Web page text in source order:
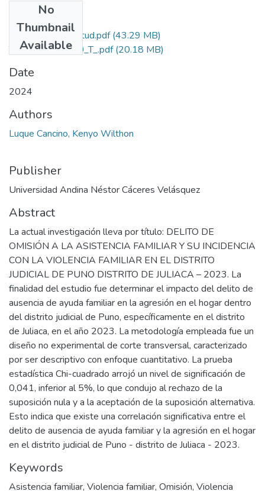
No
Thumbnail
Available
Grado de Similitud.pdf(43.29 MB)
T036_76825640_T_.pdf(20.18 MB)
Date
2024
Authors
Luque Cancino, Kenyo Wilthon
Publisher
Universidad Andina Néstor Cáceres Velásquez
Abstract
La actual investigación lleva por título: DELITO DE
OMISIÓN A LA ASISTENCIA FAMILIAR Y SU INCIDENCIA
CON LA VIOLENCIA FAMILIAR EN EL DISTRITO
JUDICIAL DE PUNO DISTRITO DE JULIACA – 2023. La
finalidad del estudio fue determinar el impacto del delito de
ausencia de ayuda familiar en la agresión en el hogar dentro
del distrito judicial de Puno, específicamente en el distrito
de Juliaca, en el año 2023. La metodología empleada fue un
diseño no experimental de corte transversal, caracterizado
por ser descriptivo con enfoque cuantitativo. La prueba
estadística Chi-cuadrado arrojó un nivel de significación de
0,041, inferior al 5%, lo que condujo al rechazo de la
suposición nula y a la aceptación de la suposición alternativa.
Esto indica que existe una correlación significativa entre el
delito de ausencia de ayuda familiar y la agresión en el hogar
en el distrito judicial de Puno - distrito de Juliaca - 2023.
Keywords
Asistencia familiar, Violencia familiar, Omisión, Violencia